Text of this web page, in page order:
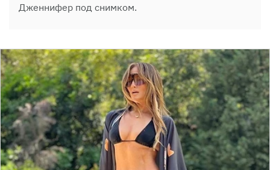
Дженнифер под снимком.